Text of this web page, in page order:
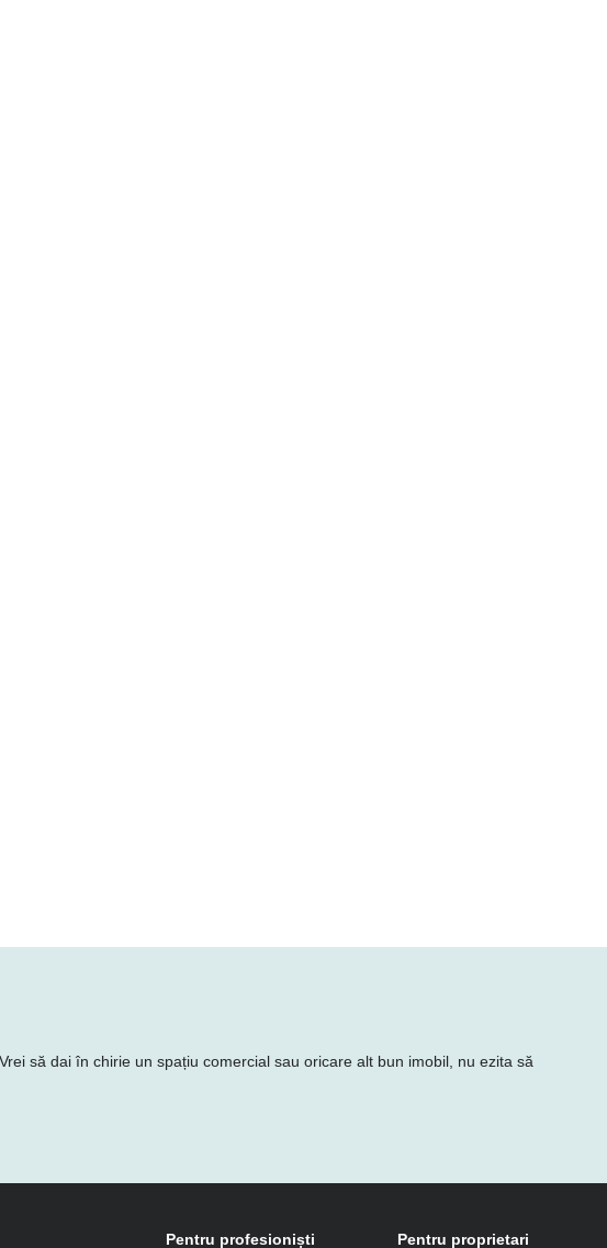
să dai în chirie un spațiu comercial sau oricare alt bun imobil, nu ezita să
Pentru profesioniști Pentru proprietari